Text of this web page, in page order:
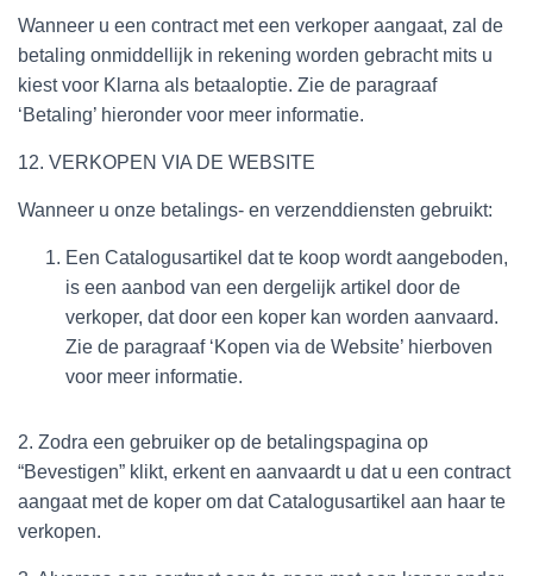
Wanneer u een contract met een verkoper aangaat, zal de
betaling onmiddellijk in rekening worden gebracht mits u
kiest voor Klarna als betaaloptie. Zie de paragraaf
‘Betaling’ hieronder voor meer informatie.
12. VERKOPEN VIA DE WEBSITE
Wanneer u onze betalings- en verzenddiensten gebruikt:
Een Catalogusartikel dat te koop wordt aangeboden,
is een aanbod van een dergelijk artikel door de
verkoper, dat door een koper kan worden aanvaard.
Zie de paragraaf ‘Kopen via de Website’ hierboven
voor meer informatie.
2. Zodra een gebruiker op de betalingspagina op
“Bevestigen” klikt, erkent en aanvaardt u dat u een contract
aangaat met de koper om dat Catalogusartikel aan haar te
verkopen.